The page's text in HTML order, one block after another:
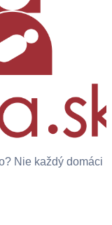
Nie každý domáci